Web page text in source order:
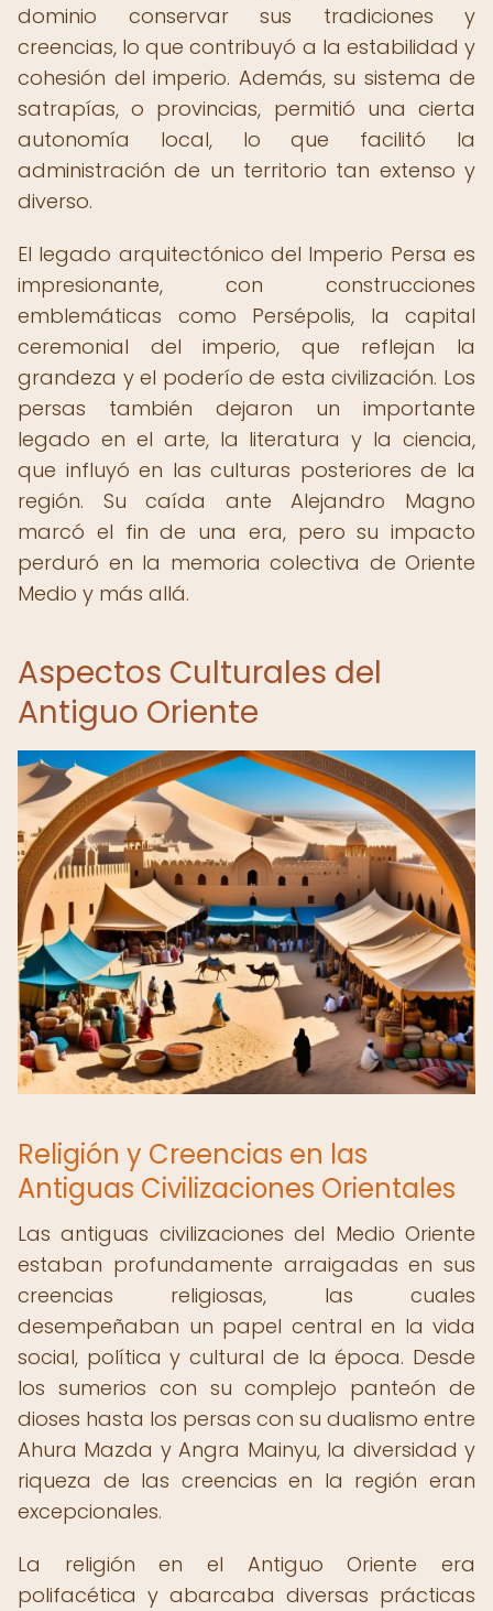
dominio conservar sus tradiciones y
creencias, lo que contribuyó a la estabilidad y
cohesión del imperio. Además, su sistema de
satrapías, o provincias, permitió una cierta
autonomía local, lo que facilitó la
administración de un territorio tan extenso y
diverso.
El legado arquitectónico del Imperio Persa es
impresionante, con construcciones
emblemáticas como Persépolis, la capital
ceremonial del imperio, que reflejan la
grandeza y el poderío de esta civilización. Los
persas también dejaron un importante
legado en el arte, la literatura y la ciencia,
que influyó en las culturas posteriores de la
región. Su caída ante Alejandro Magno
marcó el fin de una era, pero su impacto
perduró en la memoria colectiva de Oriente
Medio y más allá.
Aspectos Culturales del
Antiguo Oriente
Religión y Creencias en las
Antiguas Civilizaciones Orientales
Las antiguas civilizaciones del Medio Oriente
estaban profundamente arraigadas en sus
creencias religiosas, las cuales
desempeñaban un papel central en la vida
social, política y cultural de la época. Desde
los sumerios con su complejo panteón de
dioses hasta los persas con su dualismo entre
Ahura Mazda y Angra Mainyu, la diversidad y
riqueza de las creencias en la región eran
excepcionales.
La religión en el Antiguo Oriente era
polifacética y abarcaba diversas prácticas